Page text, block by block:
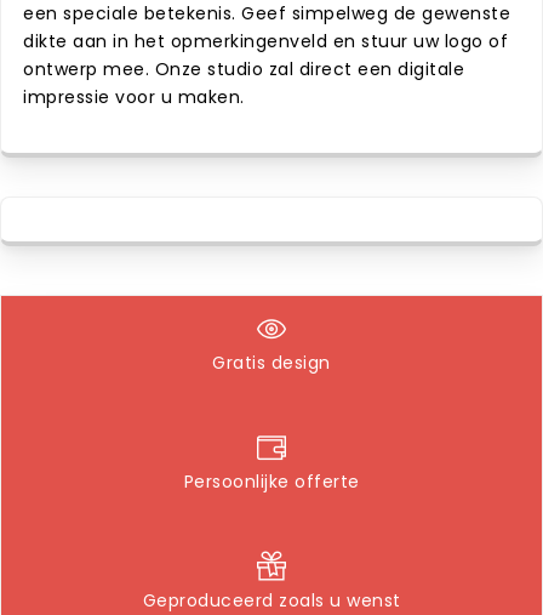
een speciale betekenis. Geef simpelweg de gewenste
dikte aan in het opmerkingenveld en stuur uw logo of
ontwerp mee. Onze studio zal direct een digitale
impressie voor u maken.
Gratis design
Persoonlijke offerte
Geproduceerd zoals u wenst